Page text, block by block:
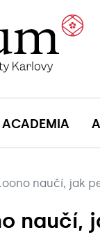
ACADEMIA
naučí, jak
naučí,